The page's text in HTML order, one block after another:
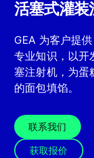
活塞式灌装
GEA 为客户提
专业知识，以开
塞注射机，为蛋
的面包填馅。
联系我们
获取报价